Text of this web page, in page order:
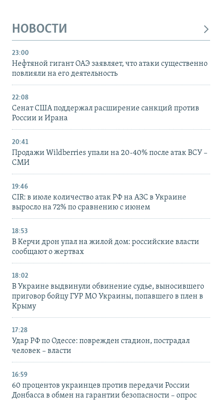
НОВОСТИ
23:00
Нефтяной гигант ОАЭ заявляет, что атаки существенно
повлияли на его деятельность
22:08
Сенат США поддержал расширение санкций против
России и Ирана
20:41
Продажи Wildberries упали на 20-40% после атак ВСУ –
СМИ
19:46
CIR: в июле количество атак РФ на АЗС в Украине
выросло на 72% по сравнению с июнем
18:53
В Керчи дрон упал на жилой дом: российские власти
сообщают о жертвах
18:02
В Украине выдвинули обвинение судье, выносившего
приговор бойцу ГУР МО Украины, попавшего в плен в
Крыму
17:28
Удар РФ по Одессе: поврежден стадион, пострадал
человек – власти
16:59
60 процентов украинцев против передачи России
Донбасса в обмен на гарантии безопасности – опрос